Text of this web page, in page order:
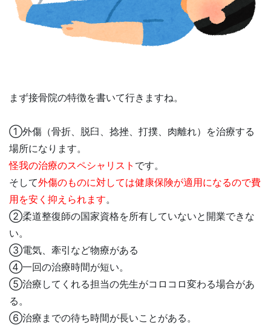
まず接骨院の特徴を書いて行きますね。
①外傷（骨折、脱臼、捻挫、打撲、肉離れ）を治療する
場所になります。
怪我の治療のスペシャリスト です。
そして外傷のものに対しては健康保険が適用になるので費
用を安く抑えられます。
②柔道整復師の国家資格を所有していないと開業できな
い。
③電気、牽引など物療がある
④一回の治療時間が短い。
⑤治療してくれる担当の先生がコロコロ変わる場合があ
る。
⑥治療までの待ち時間が長いことがある。